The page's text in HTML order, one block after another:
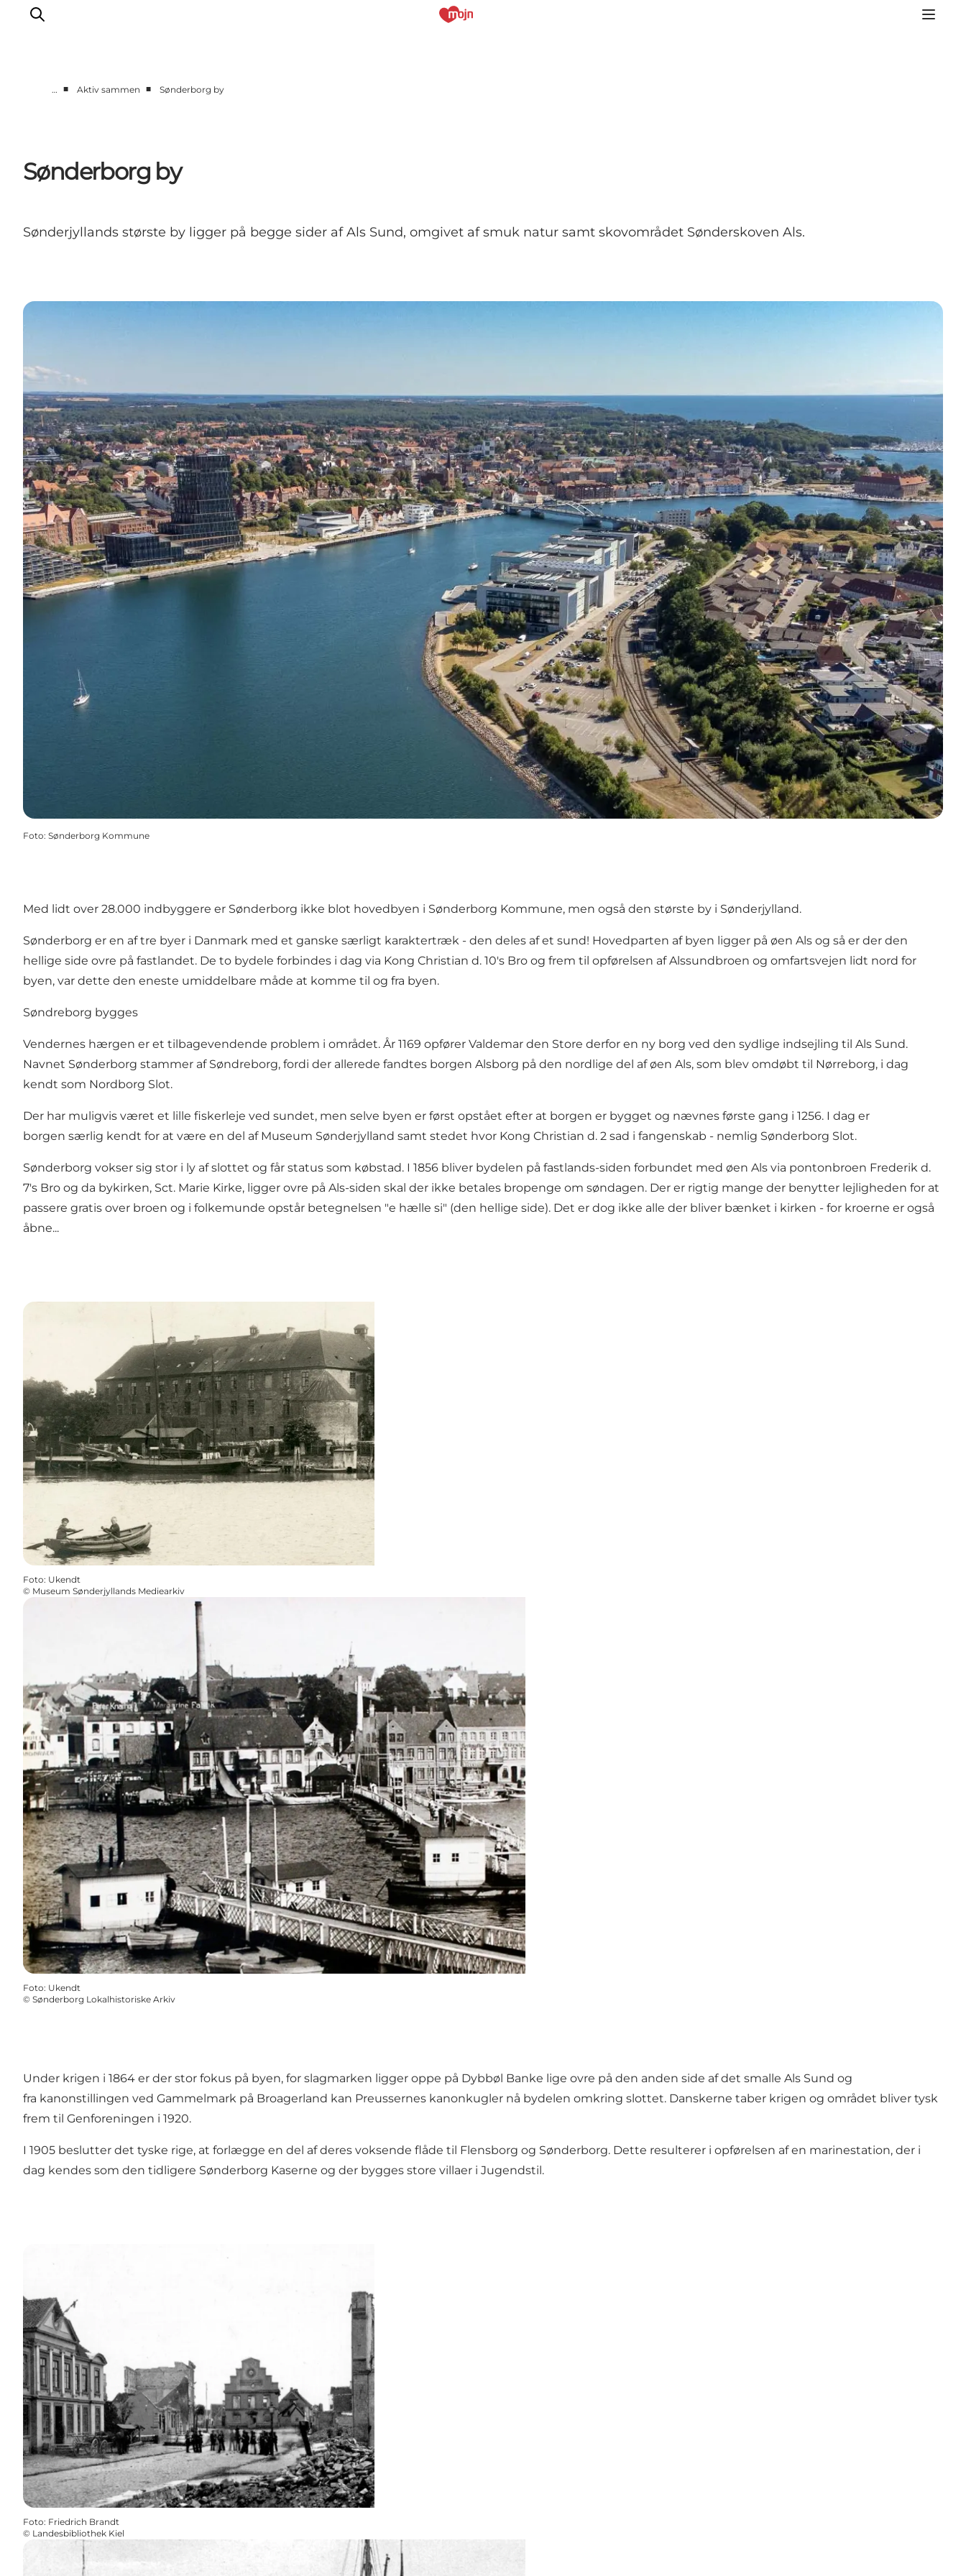
Natur
Overnatning
Planlæg din tur
… ■ Aktiv sammen ■ Sønderborg by
Sønderborg by
Sønderjyllands største by ligger på begge sider af Als Sund, omgivet af smuk natur samt skovområdet Sønderskoven Als.
Foto: Sønderborg Kommune
Med lidt over 28.000 indbyggere er Sønderborg ikke blot hovedbyen i Sønderborg Kommune, men også den største by i Sønderjylland.
Sønderborg er en af tre byer i Danmark med et ganske særligt karaktertræk - den deles af et sund! Hovedparten af byen ligger på øen Als og så er der den
hellige side ovre på fastlandet. De to bydele forbindes i dag via Kong Christian d. 10's Bro og frem til opførelsen af Alssundbroen og omfartsvejen lidt nord for
byen, var dette den eneste umiddelbare måde at komme til og fra byen.
Søndreborg bygges
Vendernes hærgen er et tilbagevendende problem i området. År 1169 opfører Valdemar den Store derfor en ny borg ved den sydlige indsejling til Als Sund.
Navnet Sønderborg stammer af Søndreborg, fordi der allerede fandtes borgen Alsborg på den nordlige del af øen Als, som blev omdøbt til Nørreborg, i dag
kendt som Nordborg Slot.
Der har muligvis været et lille fiskerleje ved sundet, men selve byen er først opstået efter at borgen er bygget og nævnes første gang i 1256. I dag er
borgen særlig kendt for at være en del af Museum Sønderjylland samt stedet hvor Kong Christian d. 2 sad i fangenskab - nemlig Sønderborg Slot.
Sønderborg vokser sig stor i ly af slottet og får status som købstad. I 1856 bliver bydelen på fastlands-siden forbundet med øen Als via pontonbroen Frederik d.
7's Bro og da bykirken, Sct. Marie Kirke, ligger ovre på Als-siden skal der ikke betales bropenge om søndagen. Der er rigtig mange der benytter lejligheden for at
passere gratis over broen og i folkemunde opstår betegnelsen "e hælle si" (den hellige side). Det er dog ikke alle der bliver bænket i kirken - for kroerne er også
åbne...
Foto: Ukendt
© Museum Sønderjyllands Mediearkiv
Foto: Ukendt
© Sønderborg Lokalhistoriske Arkiv
Under krigen i 1864 er der stor fokus på byen, for slagmarken ligger oppe på Dybbøl Banke lige ovre på den anden side af det smalle Als Sund og
fra kanonstillingen ved Gammelmark på Broagerland kan Preussernes kanonkugler nå bydelen omkring slottet. Danskerne taber krigen og området bliver tysk
frem til Genforeningen i 1920.
I 1905 beslutter det tyske rige, at forlægge en del af deres voksende flåde til Flensborg og Sønderborg. Dette resulterer i opførelsen af en marinestation, der i
dag kendes som den tidligere Sønderborg Kaserne og der bygges store villaer i Jugendstil.
Foto: Friedrich Brandt
© Landesbibliothek Kiel